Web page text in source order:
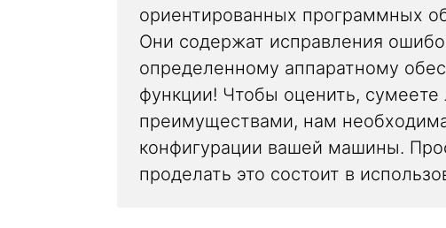
ориентированных программных
Они содержат исправления
определенному аппаратному
функции! Чтобы оценить,
преимуществами, нам
конфигурации вашей машины.
проделать это состоит в